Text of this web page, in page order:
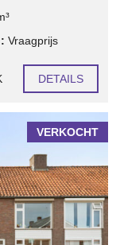
Vraagprijs
DETAILS
VERKOCHT